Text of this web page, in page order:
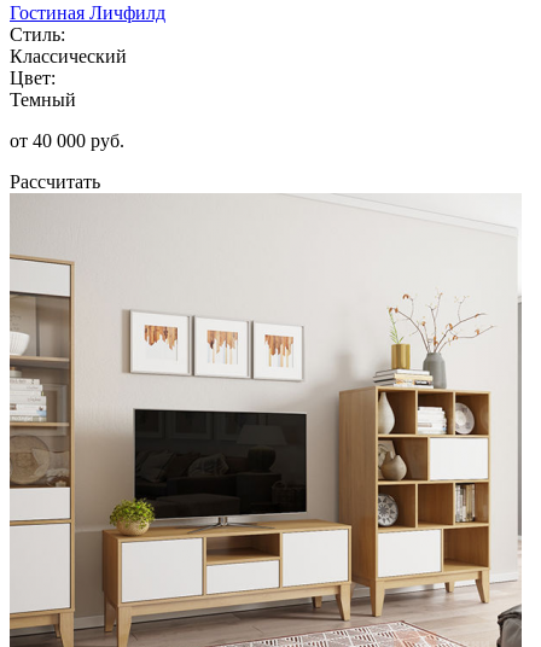
Гостиная Личфилд
Стиль:
Классический
Цвет:
Темный
от 40 000 руб.
Рассчитать